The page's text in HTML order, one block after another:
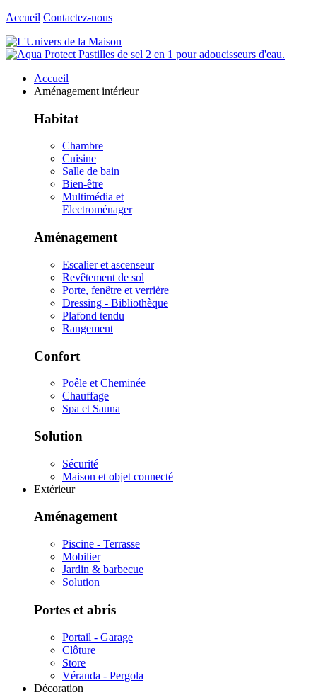
Accueil Contactez-nous
Accueil
Aménagement intérieur
Habitat
Chambre
Cuisine
Salle de bain
Bien-être
Multimédia et
Electroménager
Aménagement
Escalier et ascenseur
Revêtement de sol
Porte, fenêtre et verrière
Dressing - Bibliothèque
Plafond tendu
Rangement
Confort
Poêle et Cheminée
Chauffage
Spa et Sauna
Solution
Sécurité
Maison et objet connecté
Extérieur
Aménagement
Piscine - Terrasse
Mobilier
Jardin & barbecue
Solution
Portes et abris
Portail - Garage
Clôture
Store
Véranda - Pergola
Décoration